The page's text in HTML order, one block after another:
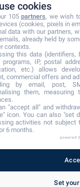
una
a
ple
el moment
i preparar-
Comprar
en pau i
cookies
105partners, we wish
(cookies, pixels in
data with our partners,
already held by
contexts.
this data (identifiers,
programs, IP, postal
etc.) allows
commercial offers and
by email, post,
them, measuring
"accept all" and
icon. You can also "set
activities not subject
6 months.
powered
Set